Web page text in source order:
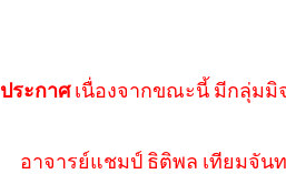
ประกาศเนื่องจากขณะนี้ มีกลุ่มมิ
อาจารย์แชมป์ ธิติพล เทียมจัน